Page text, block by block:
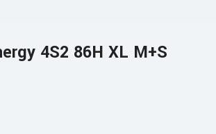
4S2 86H XL M+S